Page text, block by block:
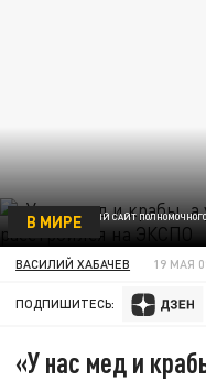
ОФИЦИАЛЬНЫЙ САЙТ
В МИРЕ
ВАСИЛИЙ ХАБАЧЕВ 19 МАЯ
ПОДПИШИТЕСЬ:
«У нас мед и